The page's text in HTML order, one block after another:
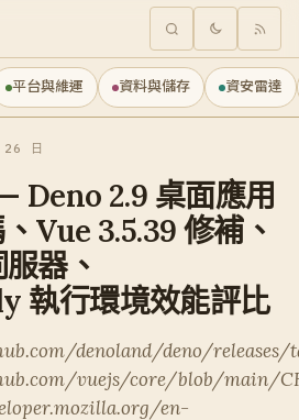
平台與維運 資料與儲存 資安雷達
日
Deno 2.9 桌面應用
Vue 3.5.39 修補、
器、
執行環境效能評比
denoland/deno/releases/
vuejs/core/blob/main/
en-